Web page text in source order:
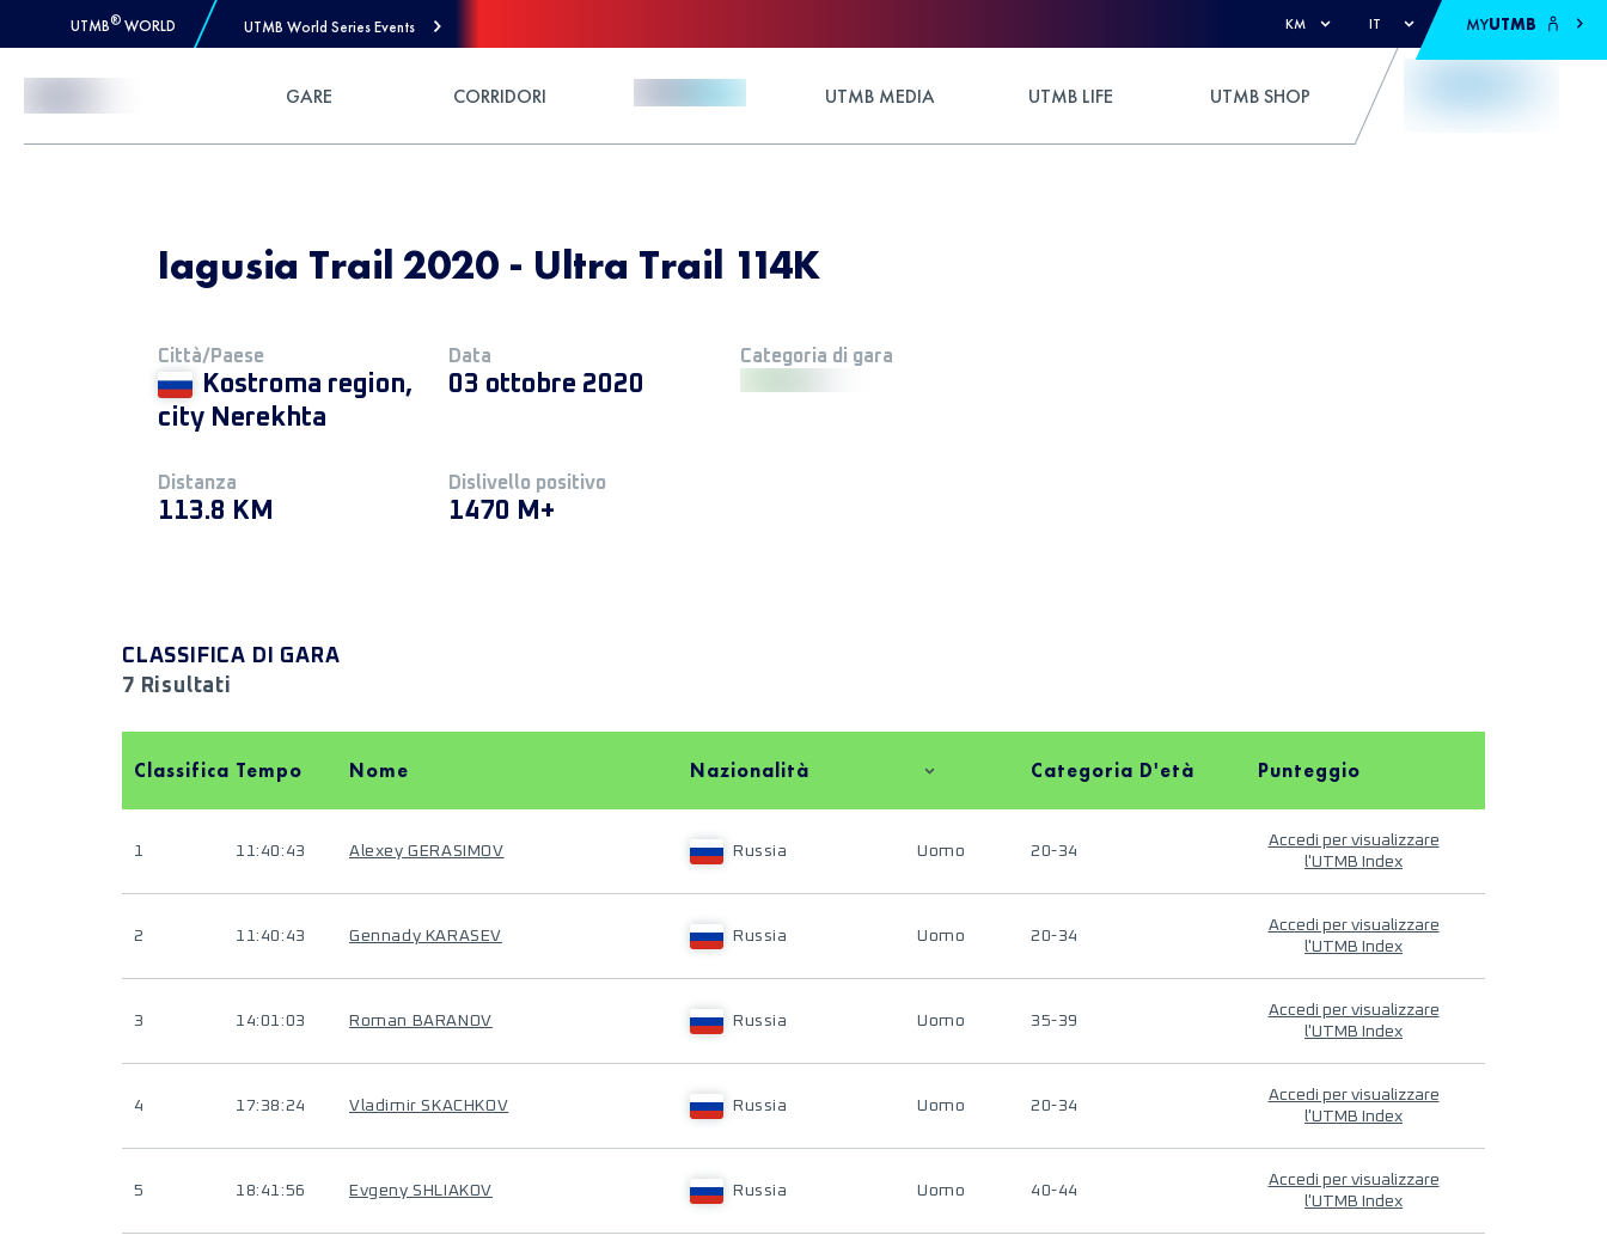
UTMB® WORLD UTMB World Series Events KM IT MYUTMB
GARE CORRIDORI UTMB MEDIA UTMB LIFE UTMB SHOP
Iagusia Trail 2020 - Ultra Trail 114K
Città/Paese
Kostroma region,
city Nerekhta
Data
03 ottobre 2020
Categoria di gara
Distanza
113.8 KM
Dislivello positivo
1470 M+
CLASSIFICA DI GARA
7 Risultati
Classifica Tempo Nome Nazionalità Categoria D'età Punteggio
1 11:40:43 Alexey GERASIMOV Russia Uomo 20-34
Accedi per visualizzare
l'UTMB Index
2 11:40:43 Gennady KARASEV Russia Uomo 20-34
Accedi per visualizzare
l'UTMB Index
3 14:01:03 Roman BARANOV Russia Uomo 35-39
Accedi per visualizzare
l'UTMB Index
4 17:38:24 Vladimir SKACHKOV Russia Uomo 20-34
Accedi per visualizzare
l'UTMB Index
5 18:41:56 Evgeny SHLIAKOV Russia Uomo 40-44
Accedi per visualizzare
l'UTMB Index